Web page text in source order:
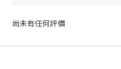
尚未有任何評價